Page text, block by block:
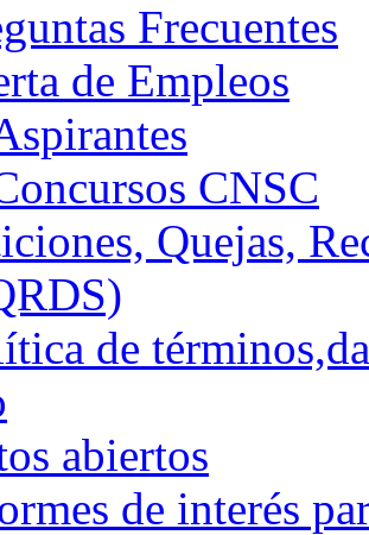
Frecuentes
de Empleos
CNSC
Quejas,
de
abiertos
de interés